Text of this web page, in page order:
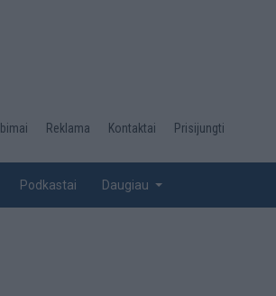
Reklama Kontaktai Prisijungti
Podkastai Daugiau